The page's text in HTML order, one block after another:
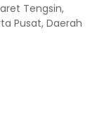
Tengsin,
Pusat, Daerah